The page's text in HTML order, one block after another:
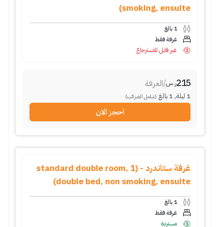
smoking, ensuite)
1 بالغ
غرفة فقط
غير قابل للاسترجاع
215ر.س/الغرفة
1 ليلة,
1 بالغ (شامل الضرائب)
احجز الان
غرفة ستاندرد - (standard double room, 1
double bed, non smoking, ensuite)
1 بالغ
غرفة فقط
مستردة